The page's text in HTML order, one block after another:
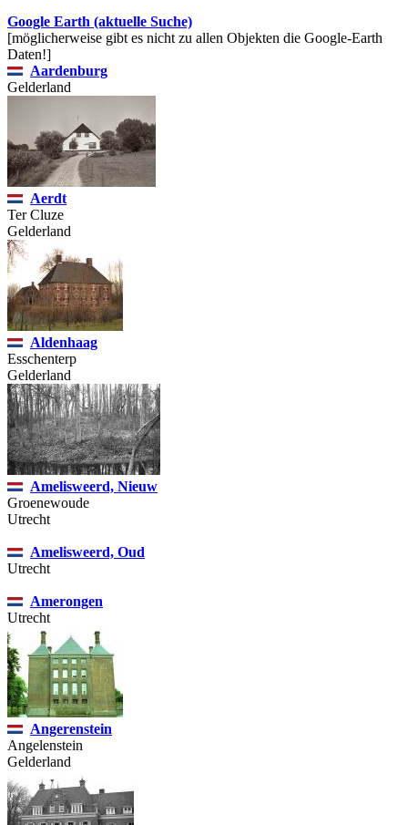
Google Earth (aktuelle Suche)
[möglicherweise gibt es nicht zu allen Objekten die Google-Earth
Daten!]
Aardenburg
Gelderland
Aerdt
Ter Cluze
Gelderland
Aldenhaag
Esschenterp
Gelderland
Amelisweerd, Nieuw
Groenewoude
Utrecht
Amelisweerd, Oud
Utrecht
Amerongen
Utrecht
Angerenstein
Angelenstein
Gelderland